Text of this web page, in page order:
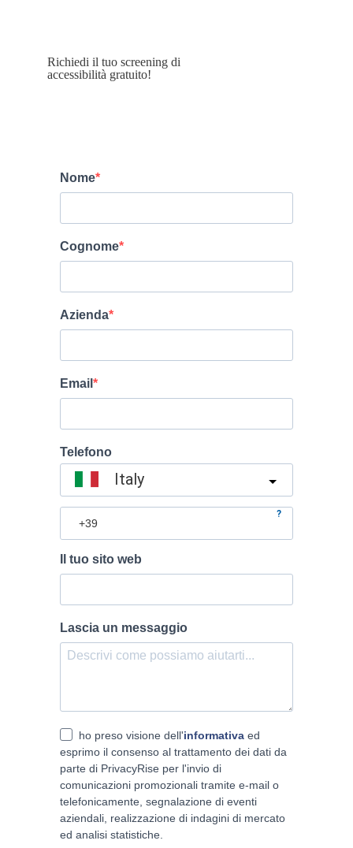
Richiedi il tuo screening di
accessibilità gratuito!
Nome
Cognome
Azienda
Email
Telefono
Italy
?
Il tuo sito web
Lascia un messaggio
ho preso visione dell'informativa ed
esprimo il consenso al trattamento dei dati da
parte di PrivacyRise per l'invio di
comunicazioni promozionali tramite e-mail o
telefonicamente, segnalazione di eventi
aziendali, realizzazione di indagini di mercato
ed analisi statistiche.